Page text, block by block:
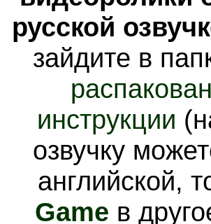
русской
зайдите в
инструкции
озвучку
английской,
Game в